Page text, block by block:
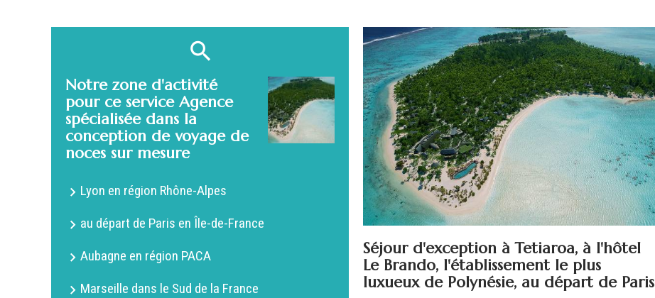
Notre zone d'activité
pour ce service Agence
spécialisée dans la
conception de voyage de
noces sur mesure
Lyon en région Rhône-Alpes
au départ de Paris en Île-de-France
Aubagne en région PACA
Marseille dans le Sud de la France
Séjour d'exception à Tetiaroa, à l'hôtel
Le Brando, l'établissement le plus
luxueux de Polynésie, au départ de Paris